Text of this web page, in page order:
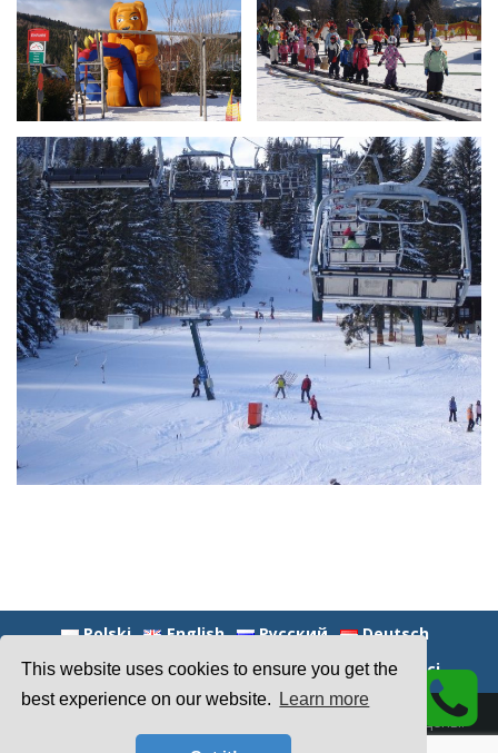
This website uses cookies to ensure you get the
best experience on our website.
Learn more
а
т
е
л
ь
в
Polski English Русский
Deutsch
Nederlands
Magyar Polityka prywatności
© 2026 ЗАО Gästehaus Frans-Jozef. Все права защищены.
Деликатно создано используя
тема Franz Josef